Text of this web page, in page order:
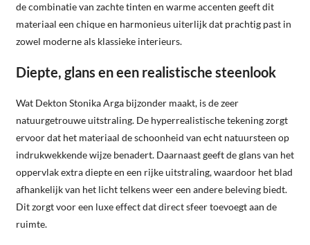
de combinatie van zachte tinten en warme accenten geeft dit
materiaal een chique en harmonieus uiterlijk dat prachtig past in
zowel moderne als klassieke interieurs.
Diepte, glans en een realistische steenlook
Wat Dekton Stonika Arga bijzonder maakt, is de zeer
natuurgetrouwe uitstraling. De hyperrealistische tekening zorgt
ervoor dat het materiaal de schoonheid van echt natuursteen op
indrukwekkende wijze benadert. Daarnaast geeft de glans van het
oppervlak extra diepte en een rijke uitstraling, waardoor het blad
afhankelijk van het licht telkens weer een andere beleving biedt.
Dit zorgt voor een luxe effect dat direct sfeer toevoegt aan de
ruimte.